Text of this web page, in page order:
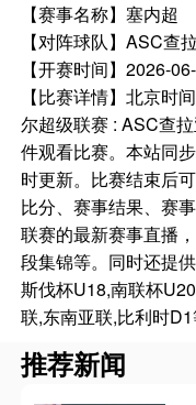
【赛事名称】塞内超
【对阵球队】ASC查
【开赛时间】2026-
【比赛详情】北京时
尔超级联赛 : ASC查
件观看比赛。本站同
时更新。比赛结束后
比分、赛事结果、赛
联赛的最新赛事直播
段集锦等。同时还提
斯伐杯U18,南联杯
联,东南亚联,比利时D1
推荐新闻